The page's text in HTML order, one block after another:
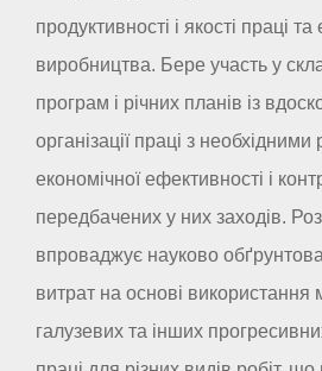
продуктивності і якості праці
виробництва. Бере участь у
програм і річних планів із
організації праці з
економічної ефективності і
передбачених у них заходів.
впроваджує науково
витрат на основі використання
галузевих та інших